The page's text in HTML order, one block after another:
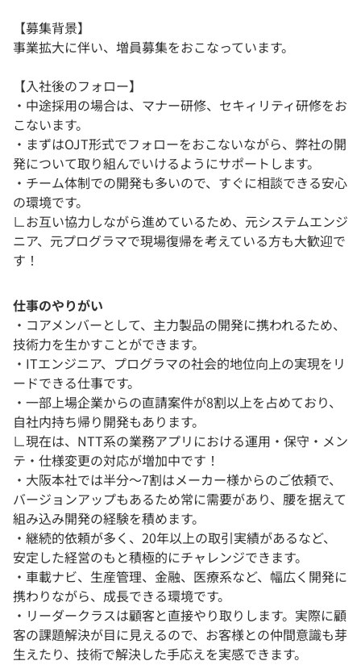
【募集背景】
事業拡大に伴い、増員募集をおこなっています。
【入社後のフォロー】
・中途採用の場合は、マナー研修、セキィリティ研修をお
こないます。
・まずはOJT形式でフォローをおこないながら、弊社の開
発について取り組んでいけるようにサポートします。
・チーム体制での開発も多いので、すぐに相談できる安心
の環境です。
∟お互い協力しながら進めているため、元システムエンジ
ニア、元プログラマで現場復帰を考えている方も大歓迎で
す！
仕事のやりがい
・コアメンバーとして、主力製品の開発に携われるため、
技術力を生かすことができます。
・ITエンジニア、プログラマの社会的地位向上の実現をリ
ードできる仕事です。
・一部上場企業からの直請案件が8割以上を占めており、
自社内持ち帰り開発もあります。
∟現在は、NTT系の業務アプリにおける運用・保守・メン
テ・仕様変更の対応が増加中です！
・大阪本社では半分〜7割はメーカー様からのご依頼で、
バージョンアップもあるため常に需要があり、腰を据えて
組み込み開発の経験を積めます。
・継続的依頼が多く、20年以上の取引実績があるなど、
安定した経営のもと積極的にチャレンジできます。
・車載ナビ、生産管理、金融、医療系など、幅広く開発に
携わりながら、成長できる環境です。
・リーダークラスは顧客と直接やり取りします。実際に顧
客の課題解決が目に見えるので、お客様との仲間意識も芽
生えたり、技術で解決した手応えを実感できます。